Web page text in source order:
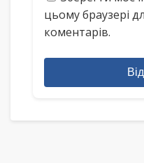
цьому браузері
коментарів.